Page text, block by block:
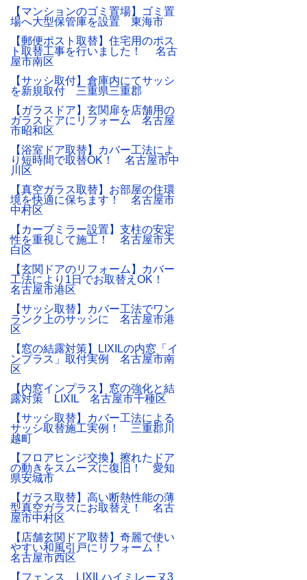
【マンションのゴミ置場】ゴミ置
場へ大型保管庫を設置 東海市
【郵便ポスト取替】住宅用のポス
ト取替工事を行いました！ 名古
屋市南区
【サッシ取付】倉庫内にてサッシ
を新規取付 三重県三重郡
【ガラスドア】玄関扉を店舗用の
ガラスドアにリフォーム 名古屋
市昭和区
【浴室ドア取替】カバー工法によ
り短時間で取替OK！ 名古屋市中
川区
【真空ガラス取替】お部屋の住環
境を快適に保ちます！ 名古屋市
中村区
【カーブミラー設置】支柱の安定
性を重視して施工！ 名古屋市天
白区
【玄関ドアのリフォーム】カバー
工法により1日でお取替えOK！
名古屋市港区
【サッシ取替】カバー工法でワン
ランク上のサッシに 名古屋市港
区
【窓の結露対策】LIXILの内窓「イ
ンプラス」取付実例 名古屋市南
区
【内窓インプラス】窓の強化と結
露対策 LIXIL 名古屋市千種区
【サッシ取替】カバー工法による
サッシ取替施工実例！ 三重郡川
越町
【フロアヒンジ交換】擦れたドア
の動きをスムーズに復旧！ 愛知
県安城市
【ガラス取替】高い断熱性能の薄
型真空ガラスにお取替え！ 名古
屋市中村区
【店舗玄関ドア取替】奇麗で使い
やすい和風引戸にリフォーム！
名古屋市西区
【フェンス LIXILハイミレーヌ3